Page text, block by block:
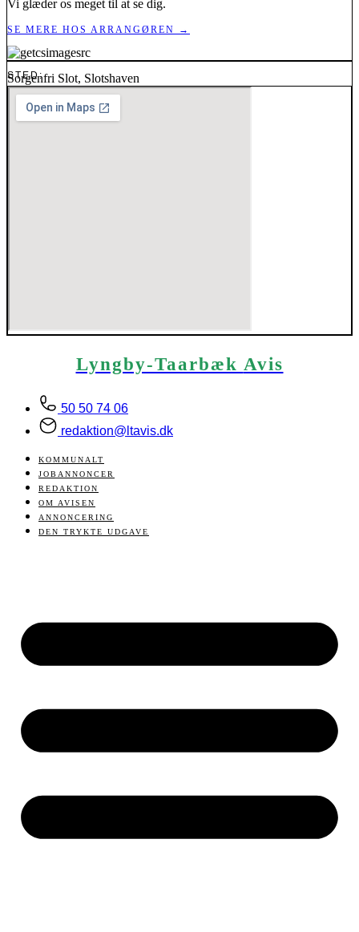
Vi glæder os meget til at se dig.
SE MERE HOS ARRANGØREN →
STED:
Sorgenfri Slot, Slotshaven
Lyngby-Taarbæk Avis
50 50 74 06
redaktion@ltavis.dk
KOMMUNALT
JOBANNONCER
REDAKTION
OM AVISEN
ANNONCERING
DEN TRYKTE UDGAVE